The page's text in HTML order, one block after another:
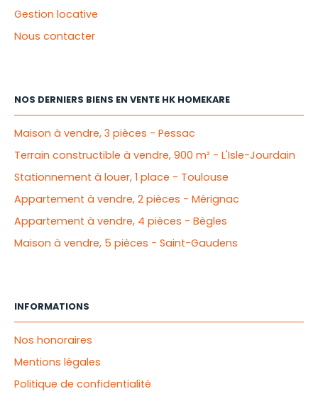
Gestion locative
Nous contacter
NOS DERNIERS BIENS EN VENTE HK HOMEKARE
Maison à vendre, 3 pièces - Pessac
Terrain constructible à vendre, 900 m² - L'Isle-Jourdain
Stationnement à louer, 1 place - Toulouse
Appartement à vendre, 2 pièces - Mérignac
Appartement à vendre, 4 pièces - Bègles
Maison à vendre, 5 pièces - Saint-Gaudens
INFORMATIONS
Nos honoraires
Mentions légales
Politique de confidentialité